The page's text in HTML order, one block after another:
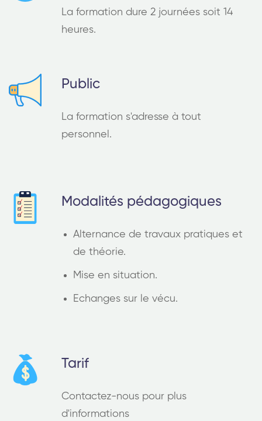
La formation dure 2 journées soit 14
heures.
Public
La formation s'adresse à tout
personnel.
Modalités pédagogiques
Alternance de travaux pratiques et
de théorie.
Mise en situation.
Echanges sur le vécu.
Tarif
Contactez-nous pour plus
d'informations